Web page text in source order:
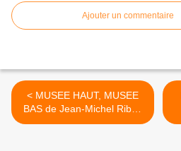
Ajouter un commentaire
< MUSEE HAUT, MUSEE
BAS de Jean-Michel Ribes
du 29 avril au 1er mai